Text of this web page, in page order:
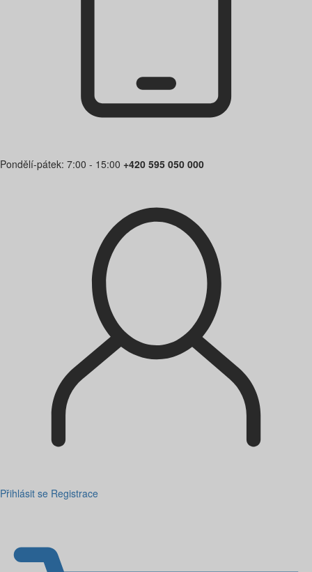
Pondělí-pátek: 7:00 - 15:00 +420 595 050 000
Přihlásit se Registrace